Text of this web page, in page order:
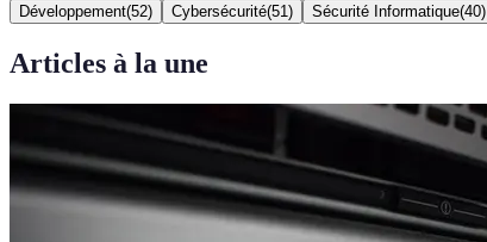
Développement(52) Cybersécurité(51 ) Sécurité Informatique(40)
Articles à la une